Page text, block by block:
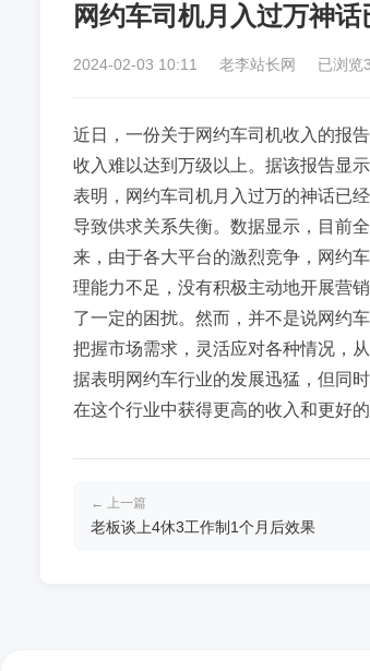
网约车司机月入过万神话
2024-02-03 10:11 老李站长网 已浏览
近日，一份关于网约车司机收入的报
收入难以达到万级以上。据该报告显
表明，网约车司机月入过万的神话已
导致供求关系失衡。数据显示，目前
来，由于各大平台的激烈竞争，网约
理能力不足，没有积极主动地开展营
了一定的困扰。然而，并不是说网约
把握市场需求，灵活应对各种情况，
据表明网约车行业的发展迅猛，但同
在这个行业中获得更高的收入和更好的
← 上一篇
老板谈上4休3工作制1个月后效果